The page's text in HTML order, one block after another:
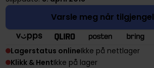
Varsle meg når
Lagerstatus onlineIkke på nettlager
Klikk & HentIkke på lager